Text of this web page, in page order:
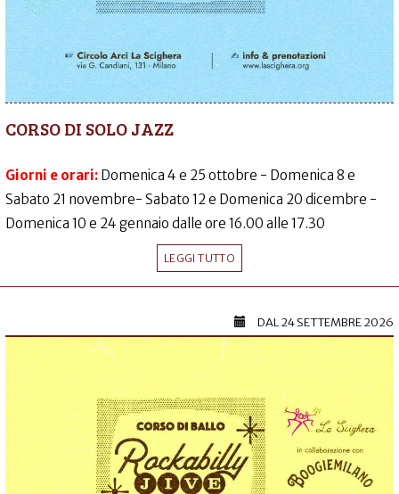
CORSO DI SOLO JAZZ
Giorni e orari: Domenica 4 e 25 ottobre - Domenica 8 e
Sabato 21 novembre- Sabato 12 e Domenica 20 dicembre -
Domenica 10 e 24 gennaio dalle ore 16.00 alle 17.30
LEGGI TUTTO
DAL24 SETTEMBRE 2026